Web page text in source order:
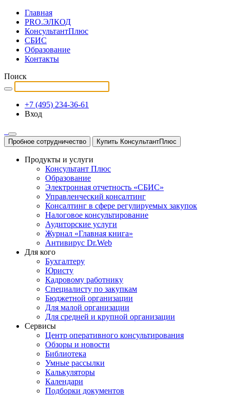
Главная
PRO.ЭЛКОД
КонсультантПлюс
СБИС
Образование
Контакты
Поиск
+7 (495) 234-36-61
Вход
Пробное сотрудничество Купить КонсультантПлюс
Продукты и услуги
Консультант Плюс
Образование
Электронная отчетность «СБИС»
Управленческий консалтинг
Консалтинг в сфере регулируемых закупок
Налоговое консультирование
Аудиторские услуги
Журнал «Главная книга»
Антивирус Dr.Web
Для кого
Бухгалтеру
Юристу
Кадровому работнику
Специалисту по закупкам
Бюджетной организации
Для малой организации
Для средней и крупной организации
Сервисы
Центр оперативного консультирования
Обзоры и новости
Библиотека
Умные рассылки
Калькуляторы
Календари
Подборки документов